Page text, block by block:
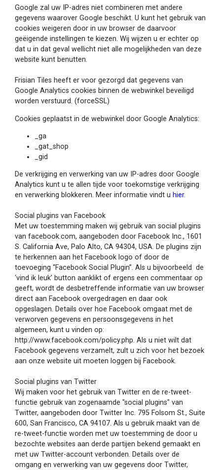
Google zal uw IP-adres niet combineren met andere
gegevens waarover Google beschikt. U kunt het gebruik van
cookies weigeren door in uw browser de daarvoor
geëigende instellingen te kiezen. Wij wijzen u er echter op
dat u in dat geval wellicht niet alle mogelijkheden van deze
website kunt benutten.
Frisian Tiles heeft er voor gezorgd dat gegevens van
Google Analytics cookies binnen de webwinkel beveiligd
worden verstuurd. (forceSSL)
Cookies geplaatst in de webwinkel door Google Analytics:
_ga
_gat_shop
_gid
De verkrijging en verwerking van uw IP-adres door Google
Analytics kunt u te allen tijde voor toekomstige verkrijging
en verwerking blokkeren. Meer informatie vindt u hier.
Social plugins van Facebook
Met uw toestemming maken wij gebruik van social plugins
van facebook.com, aangeboden door Facebook Inc., 1601
S. California Ave, Palo Alto, CA 94304, USA. De plugins zijn
te herkennen aan het Facebook logo of door de
toevoeging “Facebook Social Plugin”. Als u bijvoorbeeld de
‘vind ik leuk’ button aanklikt of ergens een commentaar op
geeft, wordt de desbetreffende informatie van uw browser
direct aan Facebook overgedragen en daar ook
opgeslagen. Details over hoe Facebook omgaat met de
verworven gegevens en persoonsgegevens in het
algemeen, kunt u vinden op:
http://www.facebook.com/policy.php. Als u niet wilt dat
Facebook gegevens verzamelt, zult u zich voor het bezoek
aan onze website uit moeten loggen bij Facebook.
Social plugins van Twitter
Wij maken voor het gebruik van Twitter en de re-tweet-
functie gebruik van zogenaamde "social plugins" van
Twitter, aangeboden door Twitter Inc. 795 Folsom St., Suite
600, San Francisco, CA 94107. Als u gebruik maakt van de
re-tweet-functie worden met uw toestemming de door u
bezochte websites aan derde partijen bekend gemaakt en
met uw Twitter-account verbonden. Details over de
omgang en verwerking van uw gegevens door Twitter,